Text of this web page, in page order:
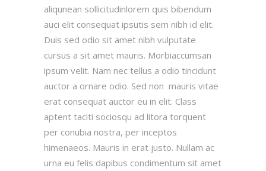
aliqunean sollicitudinlorem quis bibendum
auci elit consequat ipsutis sem nibh id elit.
Duis sed odio sit amet nibh vulputate
cursus a sit amet mauris. Morbiaccumsan
ipsum velit. Nam nec tellus a odio tincidunt
auctor a ornare odio. Sed non mauris vitae
erat consequat auctor eu in elit. Class
aptent taciti sociosqu ad litora torquent
per conubia nostra, per inceptos
himenaeos. Mauris in erat justo. Nullam ac
urna eu felis dapibus condimentum sit amet